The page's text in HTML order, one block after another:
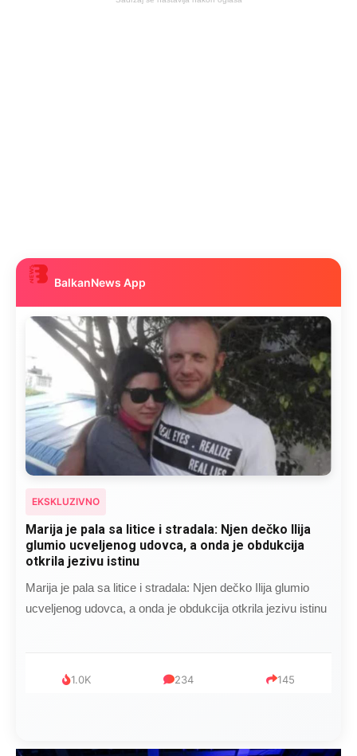
BalkanNews App
EKSKLUZIVNO
Marija je pala sa litice i stradala: Njen dečko Ilija
glumio ucveljenog udovca, a onda je obdukcija
otkrila jezivu istinu
Marija je pala sa litice i stradala: Njen dečko Ilija glumio
ucveljenog udovca, a onda je obdukcija otkrila jezivu istinu
1.0K 234 145